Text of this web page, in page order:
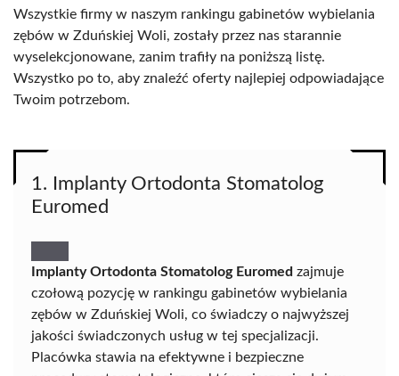
Wszystkie firmy w naszym rankingu gabinetów wybielania
zębów w Zduńskiej Woli, zostały przez nas starannie
wyselekcjonowane, zanim trafiły na poniższą listę.
Wszystko po to, aby znaleźć oferty najlepiej odpowiadające
Twoim potrzebom.
1. Implanty Ortodonta Stomatolog
Euromed
Implanty Ortodonta Stomatolog Euromed zajmuje
czołową pozycję w rankingu gabinetów wybielania
zębów w Zduńskiej Woli, co świadczy o najwyższej
jakości świadczonych usług w tej specjalizacji.
Placówka stawia na efektywne i bezpieczne